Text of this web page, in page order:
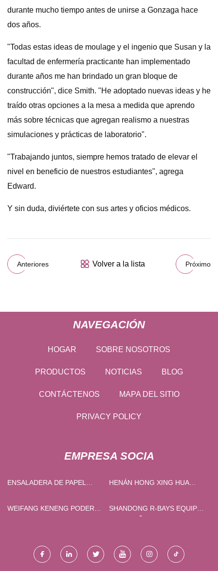
durante mucho tiempo antes de unirse a Gonzaga hace
dos años.
"Todas estas ideas de moulage y el ingenio que Susan y la
facultad de enfermería practicante han implementado
durante años me han brindado un gran bloque de
construcción", dice Smith. "He adoptado nuevas ideas y he
traído otras opciones a la mesa a medida que aprendo
más sobre técnicas que agregan realismo a nuestras
simulaciones y prácticas de laboratorio".
"Trabajando juntos, siempre hemos tratado de elevar el
nivel en beneficio de nuestros estudiantes", agrega
Edward.
Y sin duda, diviértete con sus artes y oficios médicos.
Anteriores Volver a la lista Próximo
NAVEGACIÓN
HOGAR SOBRE NOSOTROS
PRODUCTOS NOTICIAS BLOG
CONTÁCTENOS MAPA DEL SITIO
PRIVACY POLICY
EMPRESA SOCIA
ENSALADERA DE PAPEL
HENÁN HONG XING HUA
WEIFANG KENENG PODER
SHANDONG R-BAYS EQUIPO